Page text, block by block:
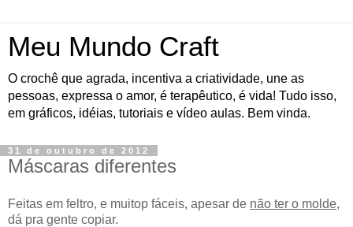
Meu Mundo Craft
O crochê que agrada, incentiva a criatividade, une as
pessoas, expressa o amor, é terapêutico, é vida! Tudo isso,
em gráficos, idéias, tutoriais e vídeo aulas. Bem vinda.
31 de outubro de 2012
Máscaras diferentes
Feitas em feltro, e muitop fáceis, apesar de não ter o molde,
dá pra gente copiar.